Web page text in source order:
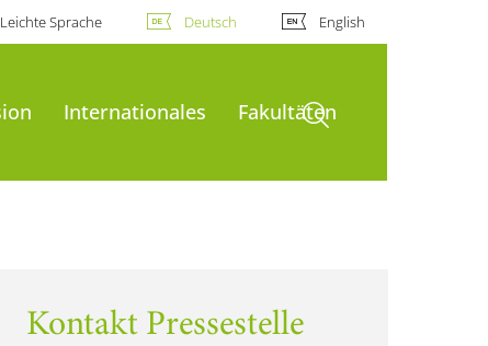
Leichte Sprache Deutsch English
Internationales FakultätenSuche öffnen
Kontakt Pressestelle